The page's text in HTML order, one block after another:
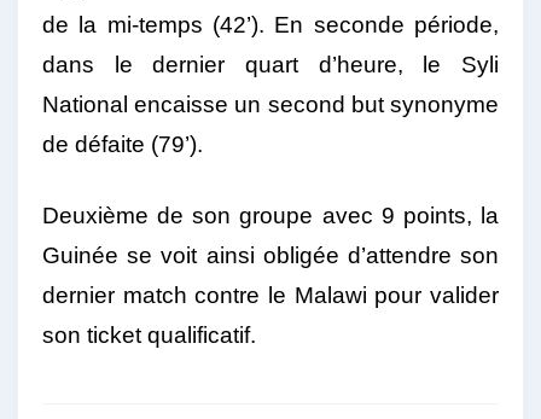
de la mi-temps (42’). En seconde période,
dans le dernier quart d’heure, le Syli
National encaisse un second but synonyme
de défaite (79’).
Deuxième de son groupe avec 9 points, la
Guinée se voit ainsi obligée d’attendre son
dernier match contre le Malawi pour valider
son ticket qualificatif.